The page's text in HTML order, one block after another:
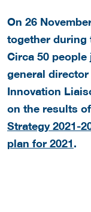
On 26
together during
Circa 50
general
Innovation
on the results
Strategy 2021-
plan for 2021.